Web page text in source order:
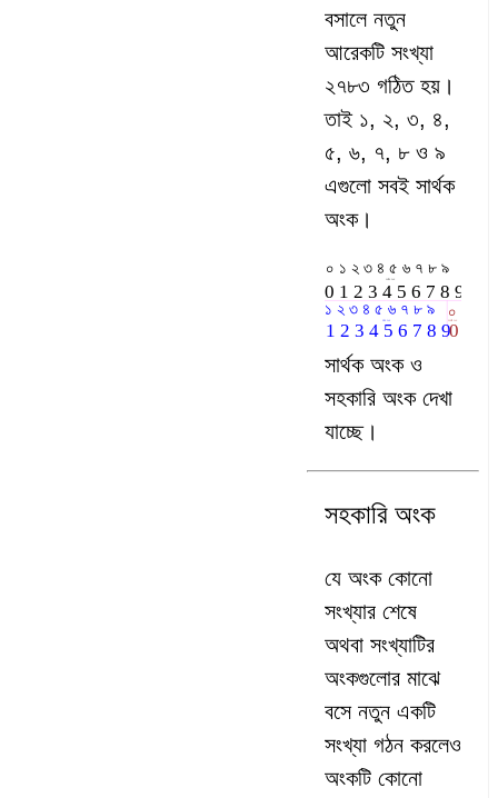
বসালে নতুন
আরেকটি সংখ্যা
২৭৮৩ গঠিত হয়।
তাই ১, ২, ৩, ৪,
৫, ৬, ৭, ৮ ও ৯
এগুলো সবই সার্থক
অংক।
সার্থক অংক ও
সহকারি অংক দেখা
যাচ্ছে।
সহকারি অংক
যে অংক কোনো
সংখ্যার শেষে
অথবা সংখ্যাটির
অংকগুলোর মাঝে
বসে নতুন একটি
সংখ্যা গঠন করলেও
অংকটি কোনো